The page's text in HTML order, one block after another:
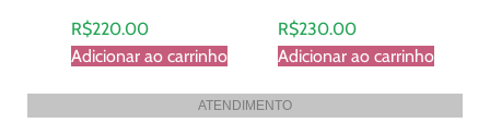
R$220.00
Adicionar ao carrinho
R$230.00
Adicionar ao carrinho
ATENDIMENTO